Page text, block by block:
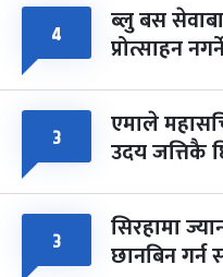
४ ब्लु बस
प्रोत्साहन
३ एमाले
उदय जत्तिकै
३ सिरहामा
छानबिन गर्न